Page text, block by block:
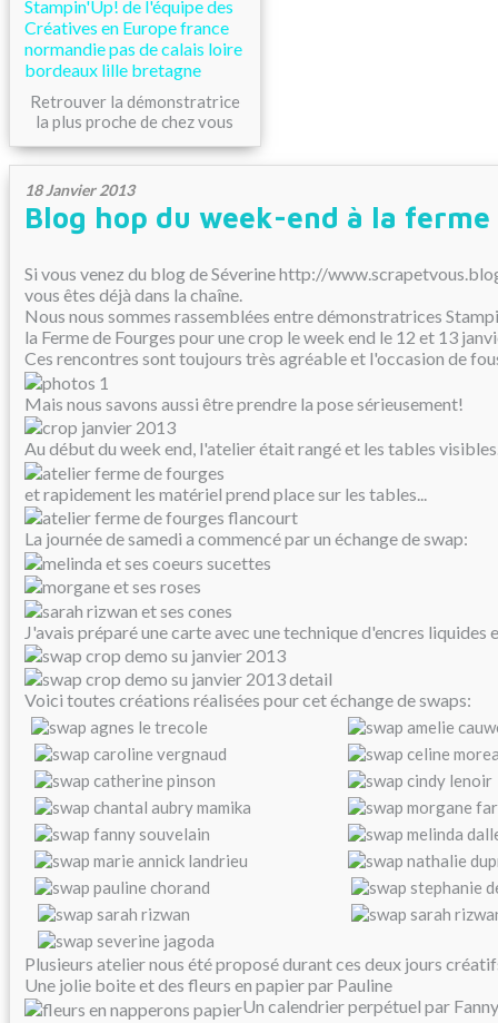
Retrouver la démonstratrice
la plus proche de chez vous
18 Janvier 2013
Blog hop du week-end à la ferme
Si vous venez du blog deSéverine http://
vous êtes déjà dans la chaîne.
Nous nous sommes rassemblées entre démonstratrices
la Ferme de Fourges pour une crop le week end le 12 et 13
Ces rencontres sont toujours très agréable et l'occasion de
Mais nous savons aussi être prendre la pose sérieusement!
Au début du week end, l'atelier était rangé et les tables
et rapidement les matériel prend place sur les tables...
La journée de samedi a commencé par un échange de swap:
J'avais préparé une carte avec une technique d'encres liquides
Voici toutes créations réalisées pour cet échange de swaps:
Plusieurs atelier nous été proposé durant ces deux jours
Une jolie boite et des fleurs en papier par Pauline
Un calendrier perpétuel par